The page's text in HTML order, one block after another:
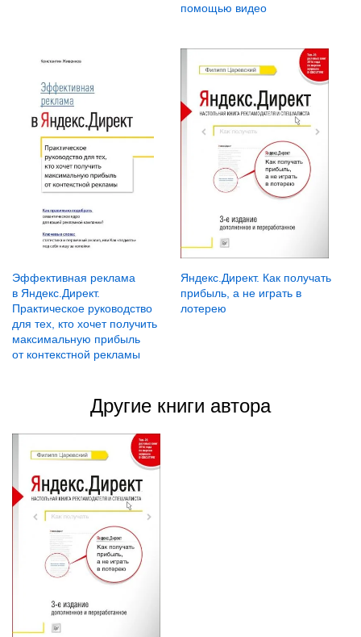
помощью видео
Эффективная реклама
в Яндекс.Директ.
Практическое руководство
для тех, кто хочет получить
максимальную прибыль
от контекстной рекламы
Яндекс.Директ. Как получать
прибыль, а не играть в
лотерею
Другие книги автора